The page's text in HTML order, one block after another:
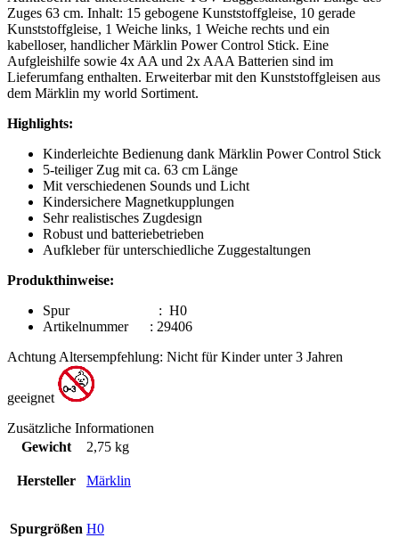
Zuges 63 cm. Inhalt: 15 gebogene Kunststoffgleise, 10 gerade
Kunststoffgleise, 1 Weiche links, 1 Weiche rechts und ein
kabelloser, handlicher Märklin Power Control Stick. Eine
Aufgleishilfe sowie 4x AA und 2x AAA Batterien sind im
Lieferumfang enthalten. Erweiterbar mit den Kunststoffgleisen aus
dem Märklin my world Sortiment.
Highlights:
Kinderleichte Bedienung dank Märklin Power Control Stick
5-teiliger Zug mit ca. 63 cm Länge
Mit verschiedenen Sounds und Licht
Kindersichere Magnetkupplungen
Sehr realistisches Zugdesign
Robust und batteriebetrieben
Aufkleber für unterschiedliche Zuggestaltungen
Produkthinweise:
Spur : H0
Artikelnummer : 29406
Achtung Altersempfehlung: Nicht für Kinder unter 3 Jahren
geeignet
Zusätzliche Informationen
Gewicht
2,75 kg
Hersteller Märklin
Spurgrößen H0